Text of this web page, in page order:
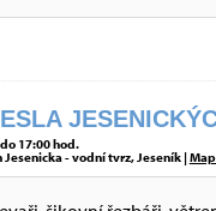
17:00 hod.
- vodní tvrz, Jeseník |